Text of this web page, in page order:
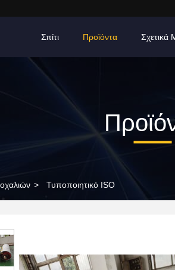
Σπίτι Προϊόντα Σχετικά
> Τυποποιητικό ISO